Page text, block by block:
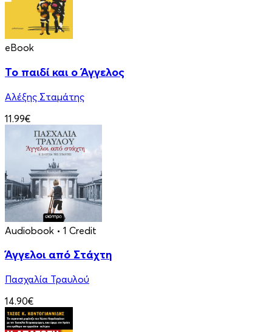
eBook
Το παιδί και ο Άγγελος
Αλέξης Σταμάτης
11.99€
Audiobook • 1 Credit
Άγγελοι από Στάχτη
Πασχαλία Τραυλού
14.90€